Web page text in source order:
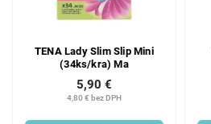
TENA Lady Slim Slip Mini
(34ks/kra) Ma
4,80 € bez DPH
5,90 €